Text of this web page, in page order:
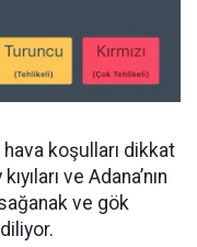
koşulları dikkat
ve Adana’nın
ve gök